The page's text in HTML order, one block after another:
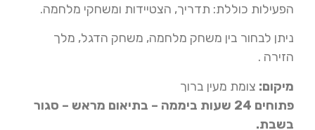
הפעילות כוללת: תדריך, הצטיידות ומשחקי מלחמה.
ניתן לבחור בין משחק מלחמה, משחק הדגל, מלך
הזירה .
מיקום: צומת מעין ברוך
פתוחים 24 שעות ביממה – בתיאום מראש – סגור
בשבת.